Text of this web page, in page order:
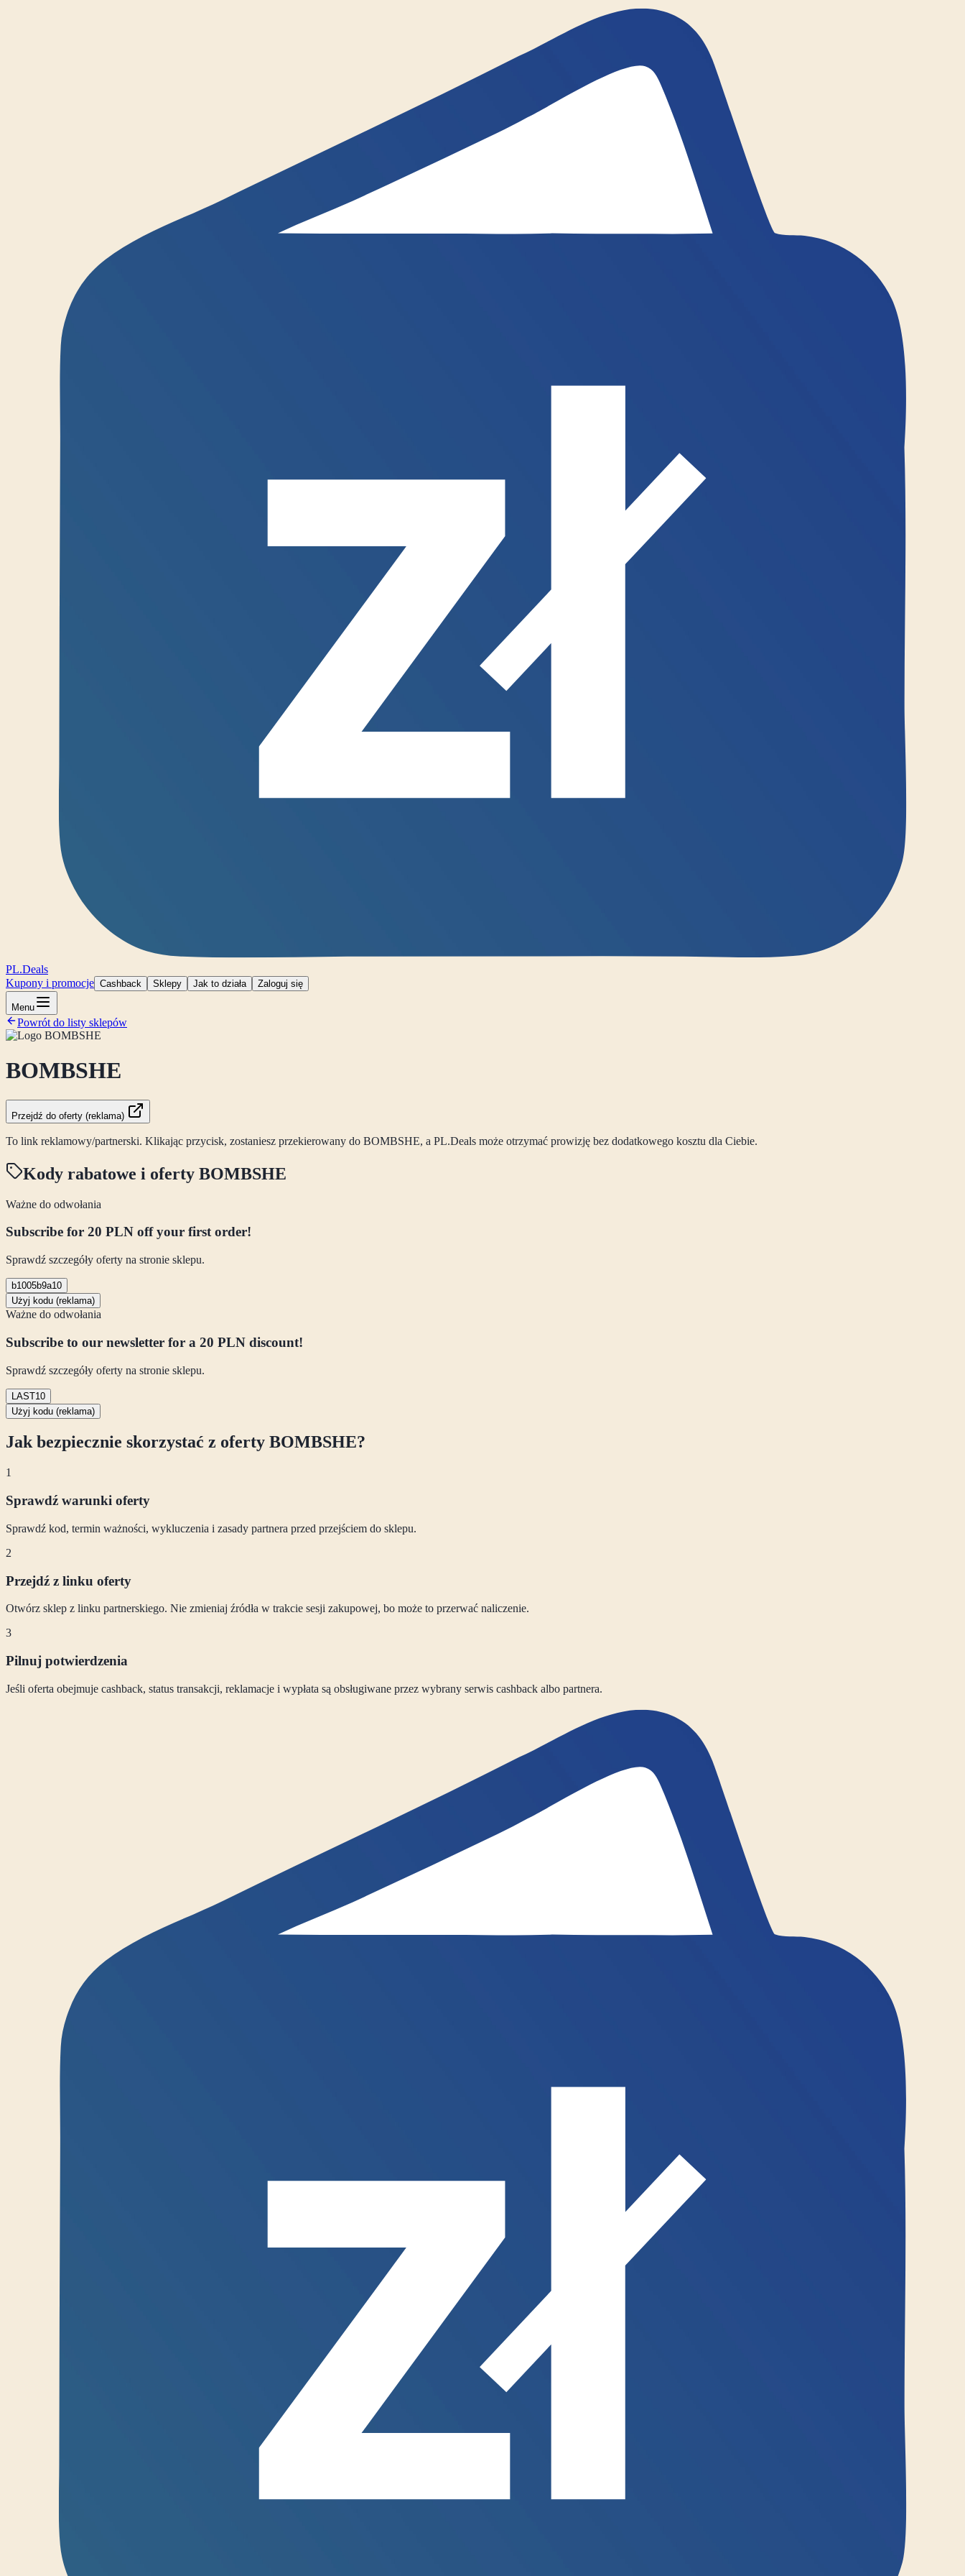
PL.Deals
Kupony i promocje Cashback Sklepy Jak to działa Zaloguj się
Menu
Powrót do listy sklepów
BOMBSHE
Przejdź do oferty (reklama)
To link reklamowy/partnerski. Klikając przycisk, zostaniesz przekierowany do BOMBSHE, a PL.Deals może otrzymać prowizję bez dodatkowego kosztu dla Ciebie.
Kody rabatowe i oferty BOMBSHE
Ważne do odwołania
Subscribe for 20 PLN off your first order!
Sprawdź szczegóły oferty na stronie sklepu.
b1005b9a10
Użyj kodu (reklama)
Ważne do odwołania
Subscribe to our newsletter for a 20 PLN discount!
Sprawdź szczegóły oferty na stronie sklepu.
LAST10
Użyj kodu (reklama)
Jak bezpiecznie skorzystać z oferty BOMBSHE?
1
Sprawdź warunki oferty
Sprawdź kod, termin ważności, wykluczenia i zasady partnera przed przejściem do sklepu.
2
Przejdź z linku oferty
Otwórz sklep z linku partnerskiego. Nie zmieniaj źródła w trakcie sesji zakupowej, bo może to przerwać naliczenie.
3
Pilnuj potwierdzenia
Jeśli oferta obejmuje cashback, status transakcji, reklamacje i wypłata są obsługiwane przez wybrany serwis cashback albo partnera.